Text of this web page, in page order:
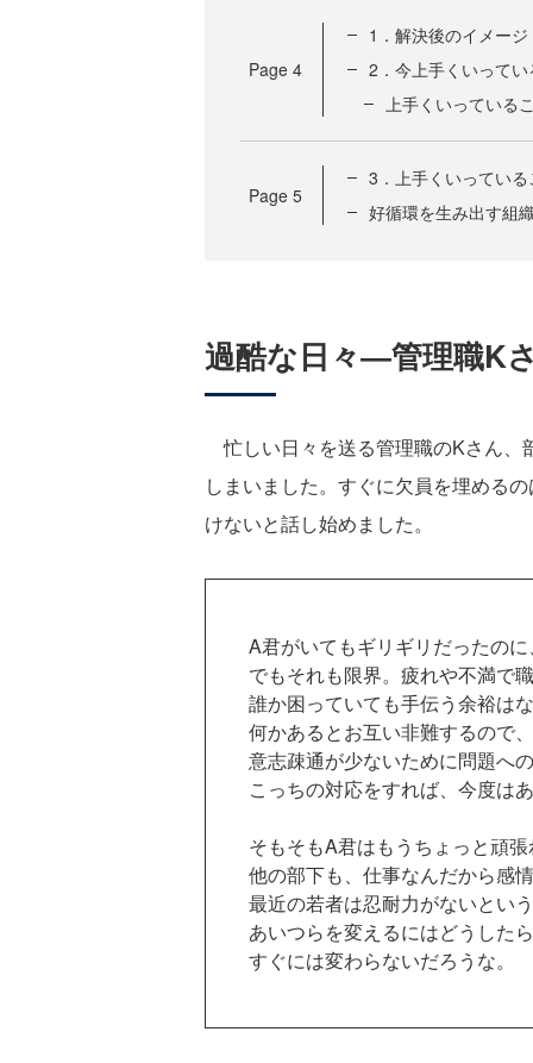
Page 4
1．解決後のイメー
2．今上手くいって
上手くいっている
Page 5
3．上手くいってい
好循環を生み出す組
過酷な日々―管理職K
忙しい日々を送る管理職のKさん、
しまいました。すぐに欠員を埋める
けないと話し始めました。
A君がいてもギリギリだったの
でもそれも限界。疲れや不満で
誰か困っていても手伝う余裕は
何かあるとお互い非難するので
意志疎通が少ないために問題へ
こっちの対応をすれば、今度は
そもそもA君はもうちょっと頑
他の部下も、仕事なんだから感
最近の若者は忍耐力がないとい
あいつらを変えるにはどうした
すぐには変わらないだろうな。